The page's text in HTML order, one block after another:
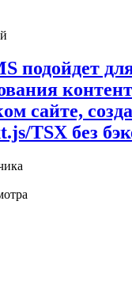
подойдет
сайте,
TSX без